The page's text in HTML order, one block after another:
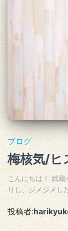
ブログ
梅核気/ヒ
こんにちは！ 武蔵
りし、ジメジメし
投稿者: